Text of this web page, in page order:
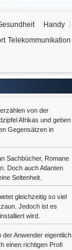
Handy
Telekommunikation
von der
Afrikas und geben
Gegensätzen in
Sachbücher, Romane
Doch auch Atlanten
Seltenheit.
gleichzeitig so viel
Jedoch ist es
wird.
der Anwender eigentlich
einen richtigen Profi